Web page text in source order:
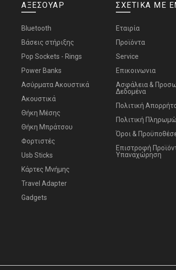
ΑΞΕΣΟΥΑΡ
Bluetooth
Bάσεις στήριξης
Pop Sockets - Rings
Power Banks
Ασύρματα Ακουστικά
Ακουστικά
Θήκη Μέσης
Θήκη Μπράτσου
Φορτιστές
Usb Sticks
Κάρτες Μνήμης
Travel Adapter
Gadgets
ΣΧΕΤΙΚΑ ΜΕ
Εταιρία
Προϊόντα
Service
Επικοινωνια
Ασφάλεια &
Δεδομένα
Πολιτική
Πολιτική
Όροι &
Επιστροφή
Υπαναχώρηση